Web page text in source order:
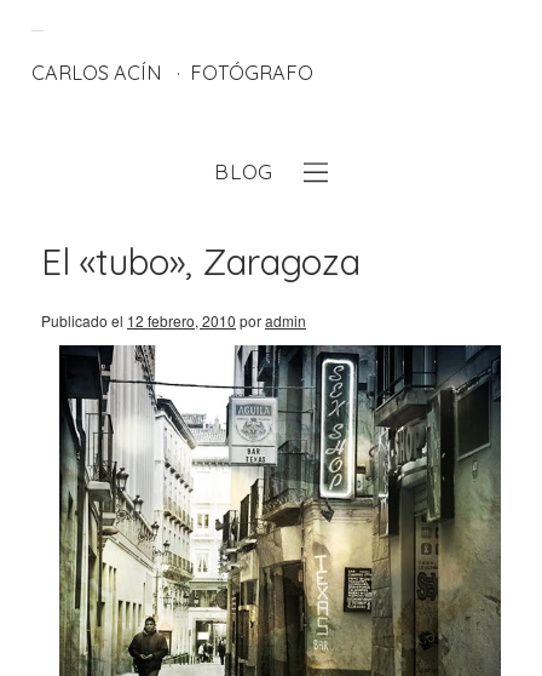
CARLOS ACÍN FOTÓGRAFO
BLOG
El «tubo», Zaragoza
Publicado el 12 febrero, 2010 poradmin